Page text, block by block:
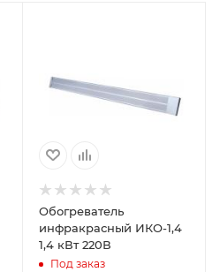
Обогреватель
инфракрасный ИКО-1,4
1,4 кВт 220В
Под заказ